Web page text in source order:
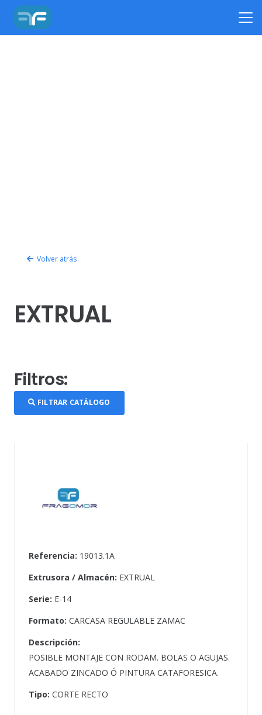
Volver atrás
EXTRUAL
Filtros:
FILTRAR CATÁLOGO
Referencia: 19013.1A
Extrusora / Almacén: EXTRUAL
Serie: E-14
Formato: CARCASA REGULABLE ZAMAC
Descripción:
POSIBLE MONTAJE CON RODAM. BOLAS O AGUJAS.
ACABADO ZINCADO Ó PINTURA CATAFORESICA.
Tipo: CORTE RECTO